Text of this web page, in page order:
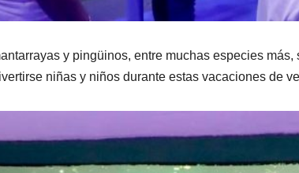
y pingüinos, entre muchas especies
niñas y niños durante estas vacaciones de